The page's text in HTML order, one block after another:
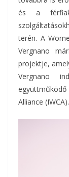
és a
terén. A
Vergnano
projektje,
Vergnano
együttműködő
Alliance (IWCA).